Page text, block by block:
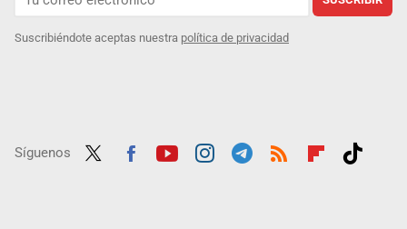
Suscribiéndote aceptas nuestra política de privacidad
Síguenos